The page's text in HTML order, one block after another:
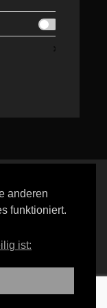
anderen
funktioniert.
ist:
Gothic